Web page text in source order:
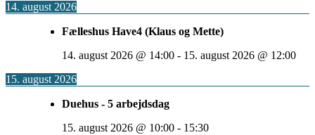
14. august 2026
Fælleshus Have4 (Klaus og Mette)
14. august 2026 @ 14:00 - 15. august 2026 @ 12:00
15. august 2026
Duehus - 5 arbejdsdag
15. august 2026 @ 10:00 - 15:30